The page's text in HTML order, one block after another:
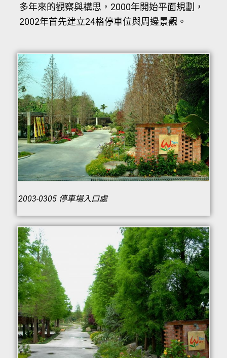
多年來的觀察與構思，2000年開始平面規劃，
2002年首先建立24格停車位與周邊景觀。
2003-0305 停車場入口處